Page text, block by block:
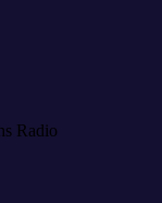
Radio